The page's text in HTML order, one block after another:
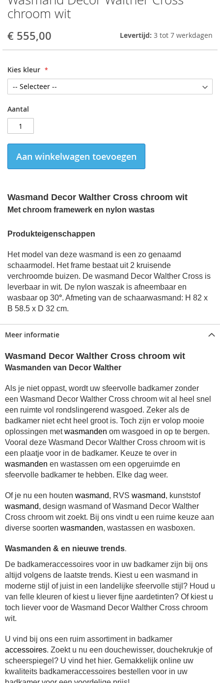
chroom wit
€ 555,00 Levertijd: 3 tot 7 werkdagen
Kies kleur
Aantal
Aan winkelwagen toevoegen
Wasmand Decor Walther Cross chroom wit
Met chroom framewerk en nylon wastas
Produkteigenschappen
Het model van deze wasmand is een zo genaamd
schaarmodel. Het frame bestaat uit 2 kruisende
verchroomde buizen. De wasmand Decor Walther Cross is
leverbaar in wit. De nylon waszak is afneembaar en
wasbaar op 30°. Afmeting van de schaarwasmand: H 82 x
B 58.5 x D 32 cm.
to
the
of
gallery
Meer informatie
Wasmand Decor Walther Cross chroom wit
Wasmanden van Decor Walther
Als je niet oppast, wordt uw sfeervolle badkamer zonder
een Wasmand Decor Walther Cross chroom wit al heel snel
een ruimte vol rondslingerend wasgoed. Zeker als de
badkamer niet echt heel groot is. Toch zijn er volop mooie
oplossingen metwasmanden om wasgoed in op te bergen.
Vooral deze Wasmand Decor Walther Cross chroom wit is
een plaatje voor in de badkamer. Keuze te over in
wasmanden en wastassen om een opgeruimde en
sfeervolle badkamer te hebben. Elke dag weer.
Of je nu een houten wasmand, RVS wasmand, kunststof
wasmand, design wasmand of Wasmand Decor Walther
Cross chroom wit zoekt. Bij ons vindt u een ruime keuze aan
diverse soorten wasmanden, wastassen en wasboxen.
Wasmanden & en nieuwe trends.
De badkameraccessoires voor in uw badkamer zijn bij ons
altijd volgens de laatste trends. Kiest u een wasmand in
moderne stijl of juist in een landelijke sfeervolle stijl? Houd u
van felle kleuren of kiest u liever fijne aardetinten? Of kiest u
toch liever voor de Wasmand Decor Walther Cross chroom
wit.
U vind bij ons een ruim assortiment in badkamer
accessoires. Zoekt u nu een douchewisser, douchekrukje of
scheerspiegel? U vind het hier. Gemakkelijk online uw
kwaliteits badkameraccessoires bestellen voor in uw